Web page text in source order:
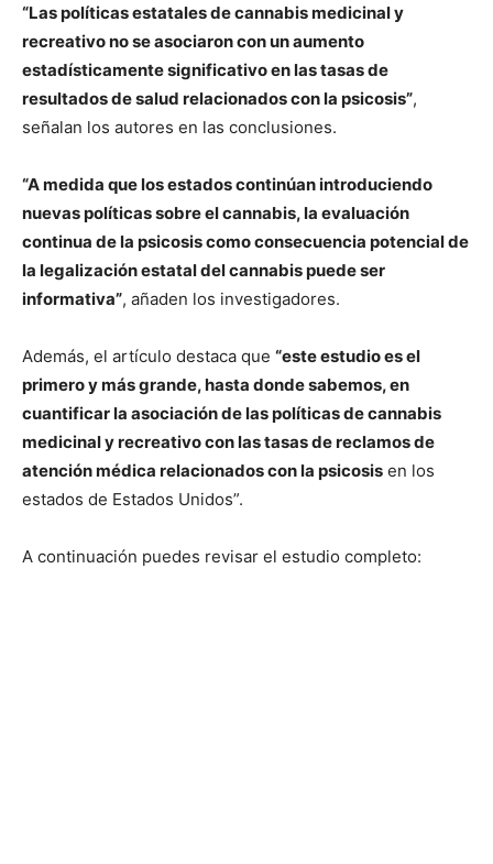
“Las políticas estatales de cannabis medicinal y
recreativo no se asociaron con un aumento
estadísticamente significativo en las tasas de
resultados de salud relacionados con la psicosis”,
señalan los autores en las conclusiones.
“A medida que los estados continúan introduciendo
nuevas políticas sobre el cannabis, la evaluación
continua de la psicosis como consecuencia potencial de
la legalización estatal del cannabis puede ser
informativa”, añaden los investigadores.
Además, el artículo destaca que “este estudio es el
primero y más grande, hasta donde sabemos, en
cuantificar la asociación de las políticas de cannabis
medicinal y recreativo con las tasas de reclamos de
atención médica relacionados con la psicosis en los
estados de Estados Unidos”.
A continuación puedes revisar el estudio completo: